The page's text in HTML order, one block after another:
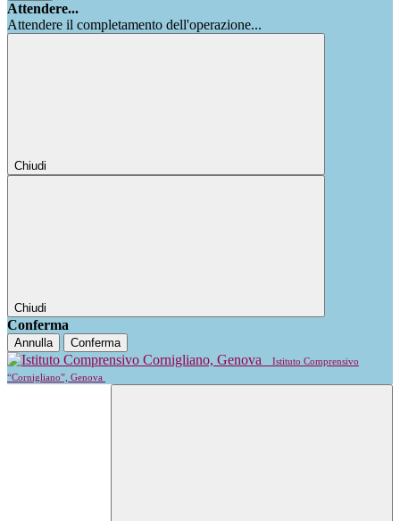
Attendere...
Attendere il completamento dell'operazione...
Chiudi
Chiudi
Conferma
Annulla Conferma
Istituto Comprensivo
“Cornigliano”, Genova